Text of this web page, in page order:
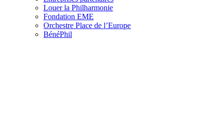
Louer la Philharmonie
Fondation EME
Orchestre Place de l’Europe
BénéPhil